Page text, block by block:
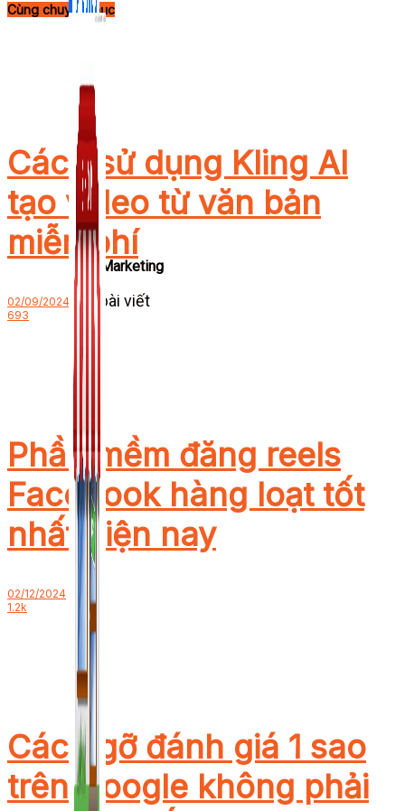
Zalo Marketing
104 bài viết
New
Cùng chuyên mục
Cách sử dụng Kling AI
tạo video từ văn bản
miễn phí
02/09/2024
693
Phần mềm đăng reels
Facebook hàng loạt tốt
nhất hiện nay
02/12/2024
1.2k
Cách gỡ đánh giá 1 sao
trên Google không phải